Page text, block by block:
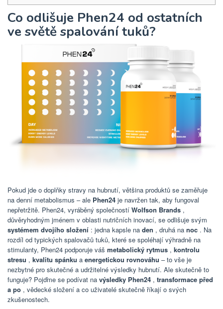
Co odlišuje Phen24 od ostatních
ve světě spalování tuků?
Pokud jde o doplňky stravy na hubnutí, většina produktů se zaměřuje
na denní metabolismus – ale Phen24 je navržen tak, aby fungoval
nepřetržitě. Phen24, vyráběný společností Wolfson Brands ,
důvěryhodným jménem v oblasti nutričních inovací, se odlišuje svým
systémem dvojího složení : jedna kapsle na den , druhá na noc . Na
rozdíl od typických spalovačů tuků, které se spoléhají výhradně na
stimulanty, Phen24 podporuje váš metabolický rytmus , kontrolu
stresu , kvalitu spánku a energetickou rovnováhu – to vše je
nezbytné pro skutečné a udržitelné výsledky hubnutí. Ale skutečně to
funguje? Pojďme se podívat na výsledky Phen24 , transformace před
a po , vědecké složení a co uživatelé skutečně říkají o svých
zkušenostech.